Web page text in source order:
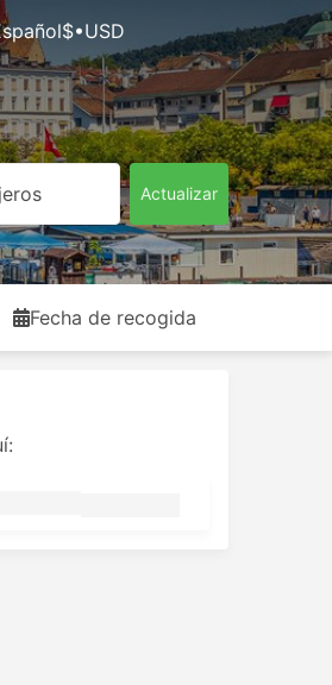
$•USD
Actualizar
Fecha de recogida